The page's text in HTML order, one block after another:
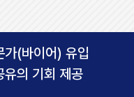
가(바이어) 유입
유의 기회 제공